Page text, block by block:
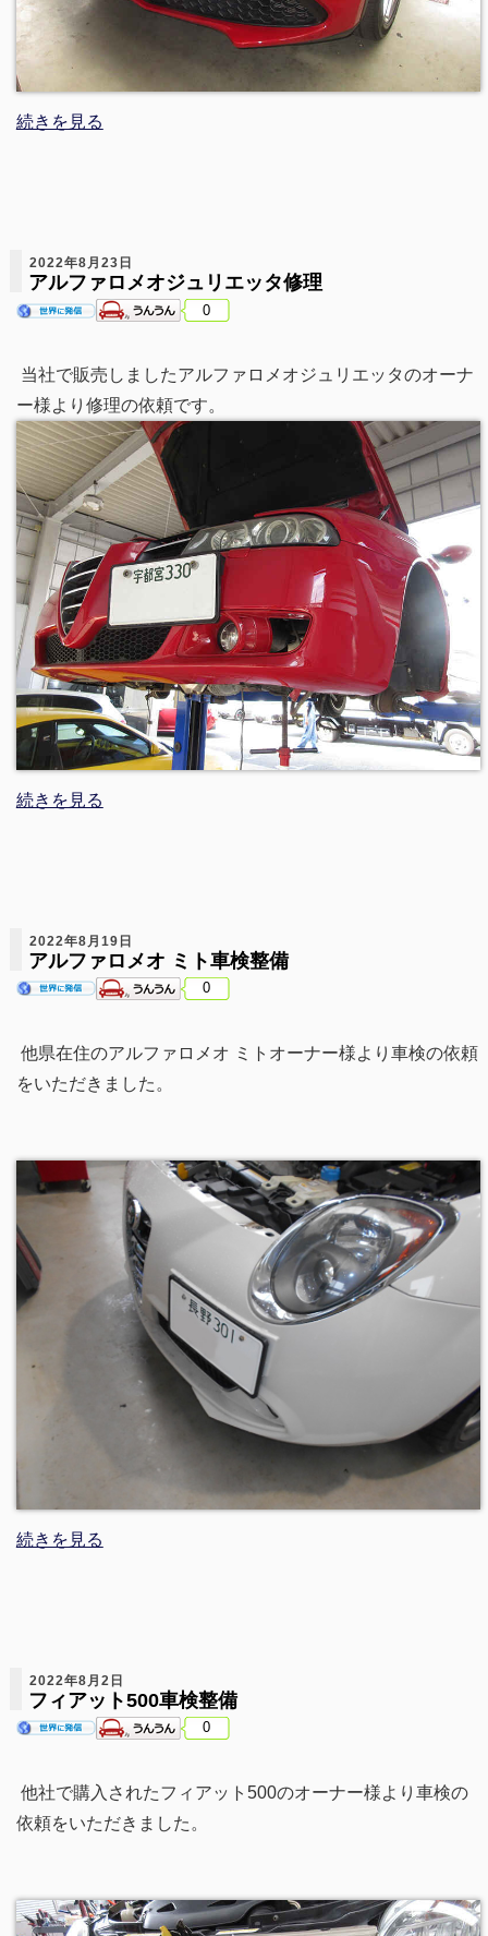
続きを見る
2022年8月23日
アルファロメオジュリエッタ修理
0
当社で販売しましたアルファロメオジュリエッタのオーナ
ー様より修理の依頼です。
続きを見る
2022年8月19日
アルファロメオ ミト車検整備
0
他県在住のアルファロメオ ミトオーナー様より車検の依頼
をいただきました。
続きを見る
2022年8月2日
フィアット500車検整備
0
他社で購入されたフィアット500のオーナー様より車検の
依頼をいただきました。